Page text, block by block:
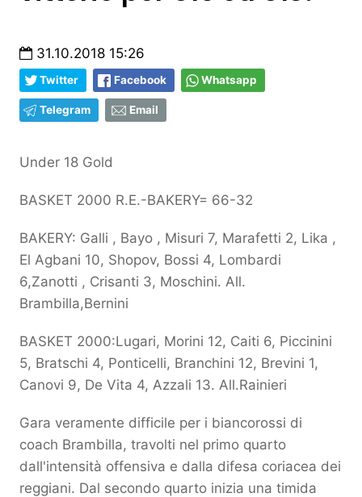
31.10.2018 15:26
Twitter Facebook Whatsapp
Telegram Email
Under 18 Gold
BASKET 2000 R.E.-BAKERY= 66-32
BAKERY: Galli , Bayo , Misuri 7, Marafetti 2, Lika ,
El Agbani 10, Shopov, Bossi 4, Lombardi
6,Zanotti , Crisanti 3, Moschini. All.
Brambilla,Bernini
BASKET 2000:Lugari, Morini 12, Caiti 6, Piccinini
5, Bratschi 4, Ponticelli, Branchini 12, Brevini 1,
Canovi 9, De Vita 4, Azzali 13. All.Rainieri
Gara veramente difficile per i biancorossi di
coach Brambilla, travolti nel primo quarto
dall'intensità offensiva e dalla difesa coriacea dei
reggiani. Dal secondo quarto inizia una timida